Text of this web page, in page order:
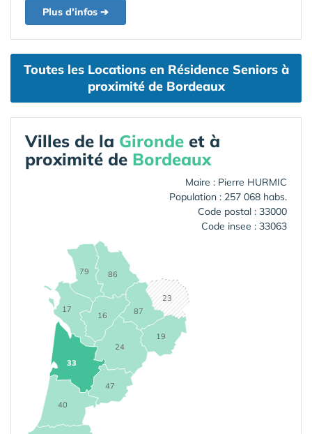
Plus d'infos ➔
Toutes les Locations en Résidence Seniors à
proximité de Bordeaux
Villes de la Gironde et à
proximité de Bordeaux
Maire : Pierre HURMIC
Population : 257 068 habs.
Code postal : 33000
Code insee : 33063
16
17
19
23
24
33
40
47
79 86
87